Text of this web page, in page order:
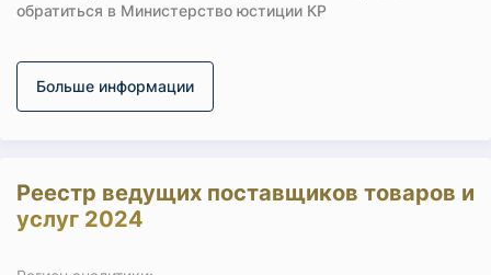
обратиться в Министерство юстиции КР
Больше информации
Реестр ведущих поставщиков товаров и
услуг 2024